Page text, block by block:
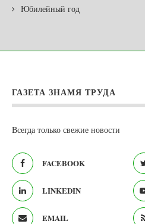
Юбилейный год
ГАЗЕТА ЗНАМЯ ТРУДА
Всегда только свежие новости
FACEBOOK
LINKEDIN
EMAIL